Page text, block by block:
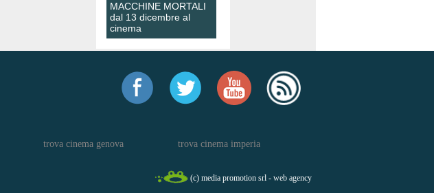
MACCHINE MORTALI
dal 13 dicembre al
cinema
trova cinema genova trova cinema imperia
(c) media promotion srl - web agency